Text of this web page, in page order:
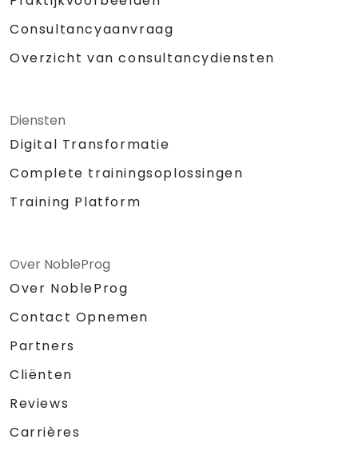
Consultancyaanvraag
Overzicht van consultancydiensten
Diensten
Digital Transformatie
Complete trainingsoplossingen
Training Platform
Over NobleProg
Over NobleProg
Contact Opnemen
Partners
Cliënten
Reviews
Carrières